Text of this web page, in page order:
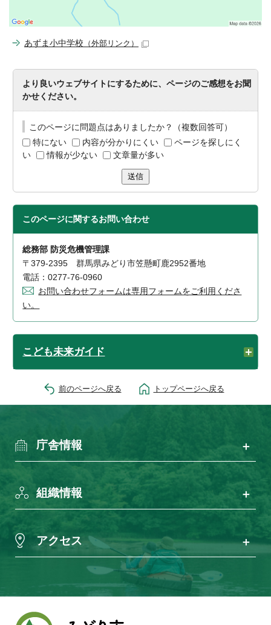
あずま小中学校 （外部リンク）
より良いウェブサイトにするために、ページのご感想をお聞
かせください。
このページに問題点はありましたか？（複数回答可）
特にない
内容が分かりにくい
ページを探しにく
い
情報が少ない 文章量が多い
送信
このページに関するお問い合わせ
総務部 防災危機管理課
〒379-2395 群馬県みどり市笠懸町鹿2952番地
電話：0277-76-0960
お問い合わせフォームは専用フォームをご利用くださ
い。
こども未来ガイド
前のページへ戻る トップページへ戻る
庁舎情報
組織情報
アクセス